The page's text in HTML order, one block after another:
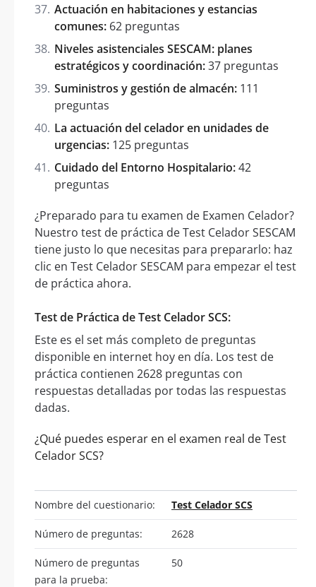
Actuación en habitaciones y estancias
comunes: 62 preguntas
Niveles asistenciales SESCAM: planes
estratégicos y coordinación:37 preguntas
Suministros y gestión de almacén: 111
preguntas
La actuación del celador en unidades de
urgencias: 125 preguntas
Cuidado del Entorno Hospitalario:42
preguntas
¿Preparado para tu examen de Examen Celador?
Nuestro test de práctica de Test Celador SESCAM
tiene justo lo que necesitas para prepararlo: haz
clic en Test Celador SESCAM para empezar el test
de práctica ahora.
Test de Práctica de Test Celador SCS:
Este es el set más completo de preguntas
disponible en internet hoy en día. Los test de
práctica contienen 2628 preguntas con
respuestas detalladas por todas las respuestas
dadas.
¿Qué puedes esperar en el examen real de Test
Celador SCS?
Nombre del cuestionario: Test Celador SCS
Número de preguntas: 2628
Número de preguntas
para la prueba:
50